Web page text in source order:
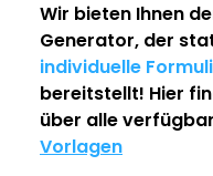
Wir bieten Ihnen
Generator, der
individuelle
bereitstellt! Hier
über alle
Vorlagen